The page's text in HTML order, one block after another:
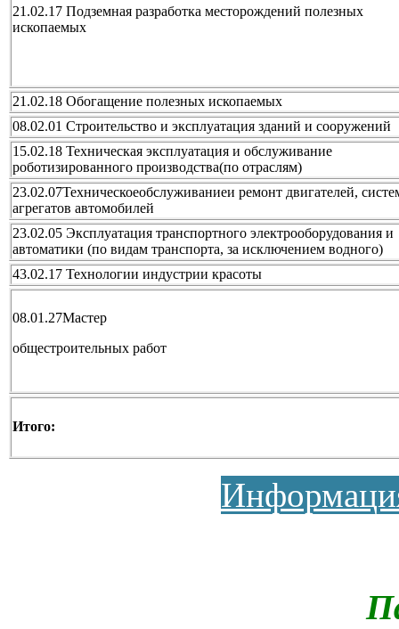
21.02.17 Подземная разработка месторождений полезных
ископаемых
21.02.18 Обогащение полезных ископаемых
08.02.01 Строительство и эксплуатация зданий и сооружений
15.02.18 Техническая эксплуатация и обслуживание
роботизированного производства(по отраслям)
23.02.07Техническоеобслуживаниеи ремонт двигателей,
агрегатов автомобилей
23.02.05 Эксплуатация транспортного электрооборудования и
автоматики (по видам транспорта, за исключением водного)
43.02.17 Технологии индустрии красоты
08.01.27Мастер
общестроительных работ
Итого: